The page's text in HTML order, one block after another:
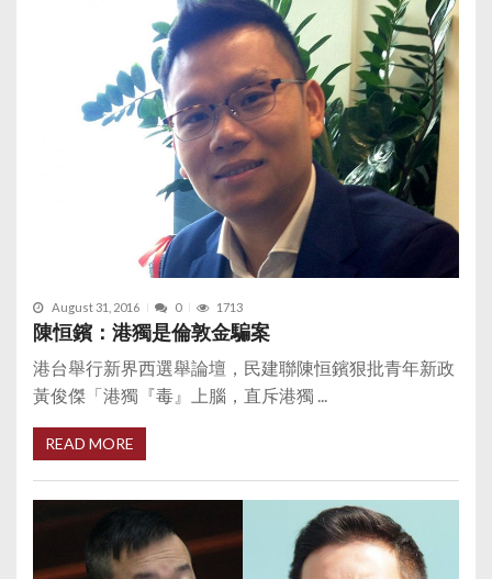
August 31, 2016 0 1713
陳恒鑌：港獨是倫敦金騙案
港台舉行新界西選舉論壇，民建聯陳恒鑌狠批青年新政
黃俊傑「港獨『毒』上腦，直斥港獨 ...
READ MORE